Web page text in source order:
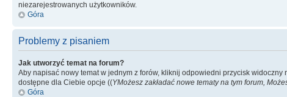
niezarejestrowanych użytkowników.
Góra
Problemy z pisaniem
Jak utworzyć temat na forum?
Aby napisać nowy temat w jednym z forów, kliknij odpowiedni przycisk
dostępne dla Ciebie opcje ((YMożesz zakładać nowe tematy na tym forum,
Góra